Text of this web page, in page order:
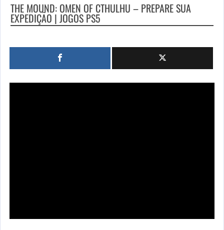
THE MOUND: OMEN OF CTHULHU – PREPARE SUA
EXPEDIÇÃO | JOGOS PS5